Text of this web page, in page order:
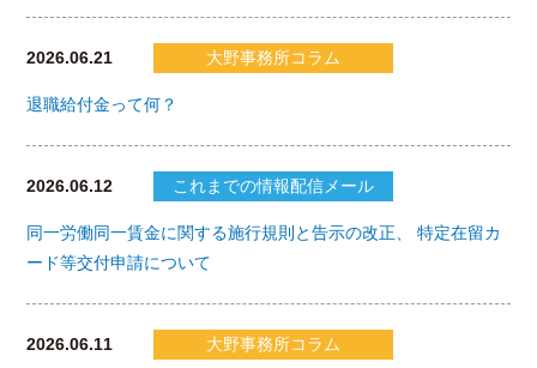
2026.06.21 大野事務所コラム
退職給付金って何？
2026.06.12 これまでの情報配信メール
同一労働同一賃金に関する施行規則と告示の改正、 特定在留カ
ード等交付申請について
2026.06.11 大野事務所コラム